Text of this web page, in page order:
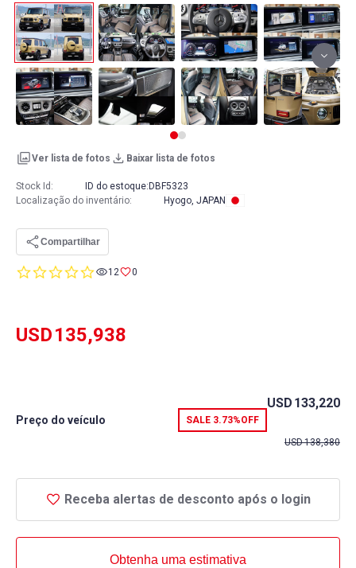
Ver lista de fotos Baixar lista de fotos
0.012 0
USD135,938
Preço do veículo SALE 3.73%OFF
USD 133,220
USD138,380
Receba alertas de desconto após o login
Obtenha uma estimativa
Stock Id: ID do estoque: DBF5323
Localização do inventário: Hyogo, JAPAN
Compartilhar